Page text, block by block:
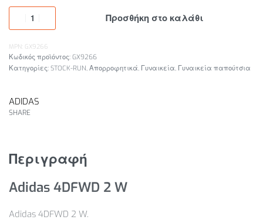
Προσθήκη στο καλάθι
MPN: GX9266
GX9266
Κατηγορίες: STOCK-RUN, Απορροφητικά, Γυναικεία, Γυναικεία παπούτσια
ADIDAS
SHARE
Περιγραφή
Adidas 4DFWD 2 W
Adidas 4DFWD 2 W.